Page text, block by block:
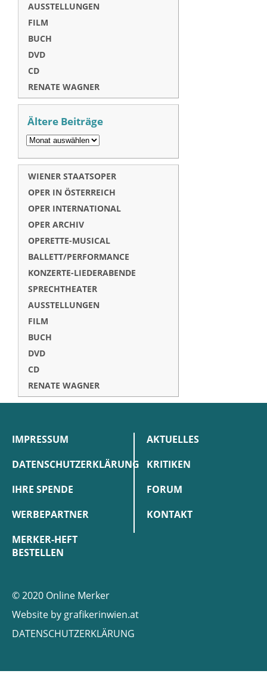
AUSSTELLUNGEN
FILM
BUCH
DVD
CD
RENATE WAGNER
Ältere Beiträge
WIENER STAATSOPER
OPER IN ÖSTERREICH
OPER INTERNATIONAL
OPER ARCHIV
OPERETTE-MUSICAL
BALLETT/PERFORMANCE
KONZERTE-LIEDERABENDE
SPRECHTHEATER
AUSSTELLUNGEN
FILM
BUCH
DVD
CD
RENATE WAGNER
IMPRESSUM
DATENSCHUTZERKLÄRUNG
IHRE SPENDE
WERBEPARTNER
MERKER-HEFT
BESTELLEN
AKTUELLES
KRITIKEN
FORUM
KONTAKT
© 2020 Online Merker
Website by grafikerinwien.at
DATENSCHUTZERKLÄRUNG